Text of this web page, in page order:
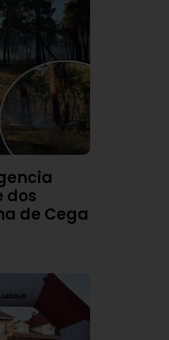
dos
de Cega